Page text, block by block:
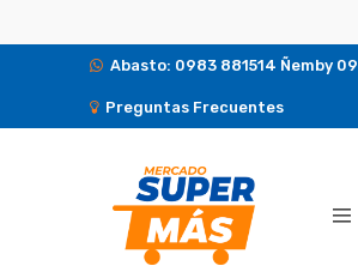
Abasto: 0983 881514 Ñemby
Preguntas Frecuentes